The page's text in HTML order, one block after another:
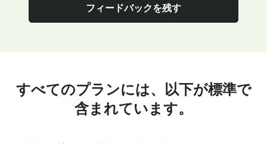
フィードバックを残す
すべてのプランには、以下が標準で
含まれています。